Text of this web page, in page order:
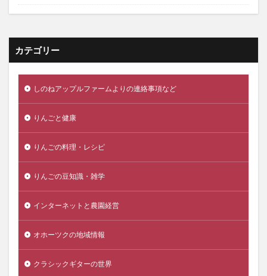
カテゴリー
しのねアップルファームよりの連絡事項など
りんごと健康
りんごの料理・レシピ
りんごの豆知識・雑学
インターネットと農園経営
オホーツクの地域情報
クラシックギターの世界